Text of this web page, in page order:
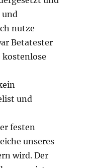
nutze
Betatester
und
festen
unseres
wird. Der